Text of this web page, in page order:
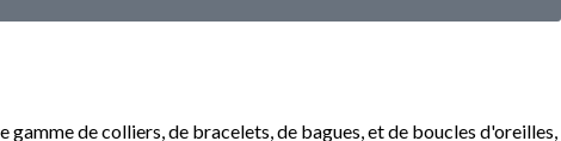
de colliers, de bracelets, de bagues, et de boucles d'oreilles,